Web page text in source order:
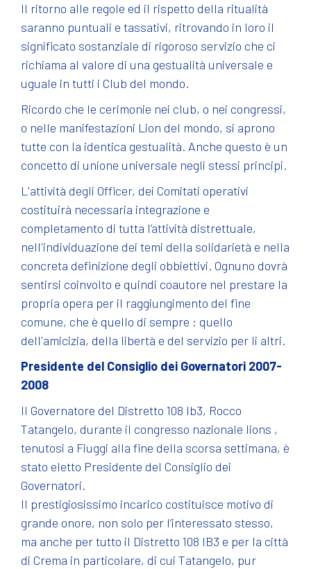
Il ritorno alle regole ed il rispetto della ritualità
saranno puntuali e tassativi, ritrovando in loro il
significato sostanziale di rigoroso servizio che ci
richiama al valore di una gestualità universale e
uguale in tutti i Club del mondo.
Ricordo che le cerimonie nei club, o nei congressi,
o nelle manifestazioni Lion del mondo, si aprono
tutte con la identica gestualità. Anche questo è un
concetto di unione universale negli stessi principi.
L'attività degli Officer, dei Comitati operativi
costituirà necessaria integrazione e
completamento di tutta l’attività distrettuale,
nell'individuazione dei temi della solidarietà e nella
concreta definizione degli obbiettivi. Ognuno dovrà
sentirsi coinvolto e quindi coautore nel prestare la
propria opera per il raggiungimento del fine
comune, che è quello di sempre : quello
dell'amicizia, della libertà e del servizio per li altri.
Presidente del Consiglio dei Governatori 2007-
2008
Il Governatore del Distretto 108 Ib3, Rocco
Tatangelo, durante il congresso nazionale lions ,
tenutosi a Fiuggi alla fine della scorsa settimana, è
stato eletto Presidente del Consiglio dei
Governatori.
Il prestigiosissimo incarico costituisce motivo di
grande onore, non solo per l’interessato stesso,
ma anche per tutto il Distretto 108 IB3 e per la città
di Crema in particolare, di cui Tatangelo, pur